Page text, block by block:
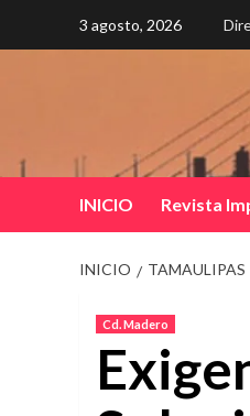
3 agosto, 2026
INICIO Revista
INICIO TAMAULIPAS
Cd. Madero